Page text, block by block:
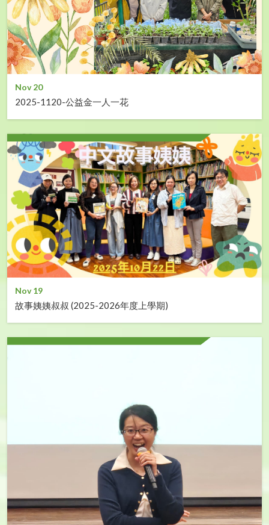
Nov 20
2025-1120-公益金一人一花
Nov 19
故事姨姨叔叔 (2025-2026年度上學期)